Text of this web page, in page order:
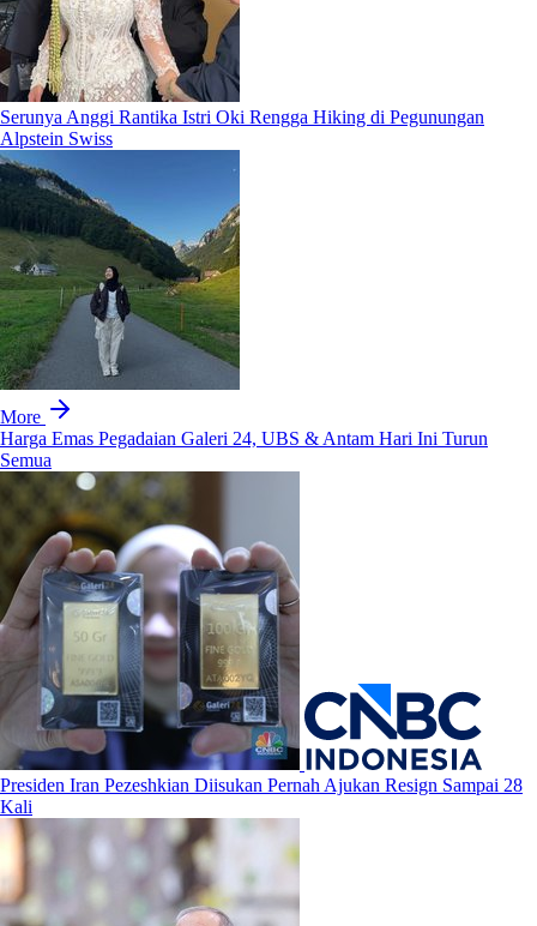
Serunya Anggi Rantika Istri Oki Rengga Hiking di Pegunungan
Alpstein Swiss
More
Harga Emas Pegadaian Galeri 24, UBS & Antam Hari Ini Turun
Semua
Presiden Iran Pezeshkian Diisukan Pernah Ajukan Resign Sampai 28
Kali